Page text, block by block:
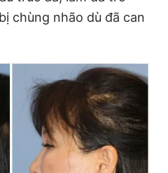
RSS Tòa soạn
Hải Thành
- BTTTT cấp ngày 24.3.2020
về Báo Thanh Niên. Cấm sao
có sự chấp thuận bằng văn
JSC.
chùng nhão dù đã can